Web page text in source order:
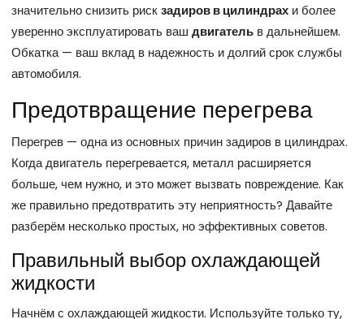
значительно снизить рискзадиров в цилиндрах и более
уверенно эксплуатировать ваш двигатель в дальнейшем.
Обкатка — ваш вклад в надежность и долгий срок службы
автомобиля.
Предотвращение перегрева
Перегрев — одна из основных причин задиров в цилиндрах.
Когда двигатель перегревается, металл расширяется
больше, чем нужно, и это может вызвать повреждение. Как
же правильно предотвратить эту неприятность? Давайте
разберём несколько простых, но эффективных советов.
Правильный выбор охлаждающей
жидкости
Начнём с охлаждающей жидкости. Используйте только ту,